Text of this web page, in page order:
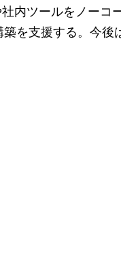
内ツールをノーコ
を支援する。今